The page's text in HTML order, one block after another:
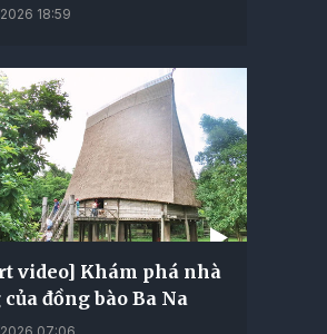
18:59
video] Khám phá nhà
đồng bào Ba Na